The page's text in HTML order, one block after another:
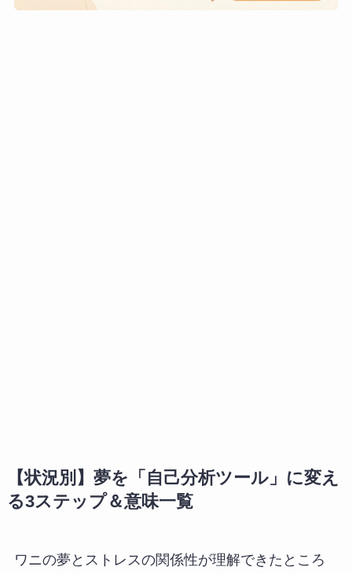
【状況別】夢を「自己分析ツール」に変え
る3ステップ＆意味一覧
ワニの夢とストレスの関係性が理解できたところ